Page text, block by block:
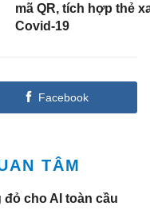
mã QR, tích hợp thẻ
Covid-19
Facebook
TÂM
đỏ cho AI toàn cầu